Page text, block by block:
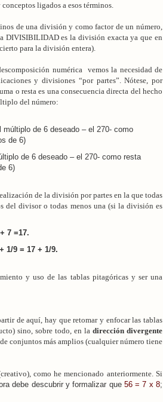
ligados a esos términos.
de una división y como factor de un número,
DIVISIBILIDAD es la división exacta ya que en
para la división entera).
numérica vemos la necesidad de
y divisiones “por partes”. Nótese, por
o resta es una consecuencia directa del hecho
del número:
múltiplo de 6 deseado – el 270- como
de 6)
de 6 deseado – el 270- como resta
6)
de la división por partes en la que todas
del divisor o todas menos una (si la división es
7 =17.
1/9 = 17 + 1/9.
y uso de las tablas pitagóricas y ser una
de aquí, hay que retomar y enfocar las tablas
sino, sobre todo, en la dirección divergente
conjuntos más amplios (cualquier número tiene
como he mencionado anteriormente. Si
debe descubrir y formalizar que 56 = 7 x 8;